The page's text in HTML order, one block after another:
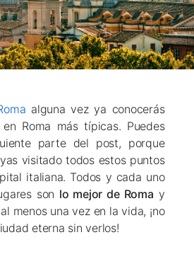
alguna vez ya conocerás
Roma más típicas. Puedes
parte del post, porque
visitado todos estos puntos
italiana. Todos y cada uno
son lo mejor de Roma y
menos una vez en la vida, ¡no
eterna sin verlos!